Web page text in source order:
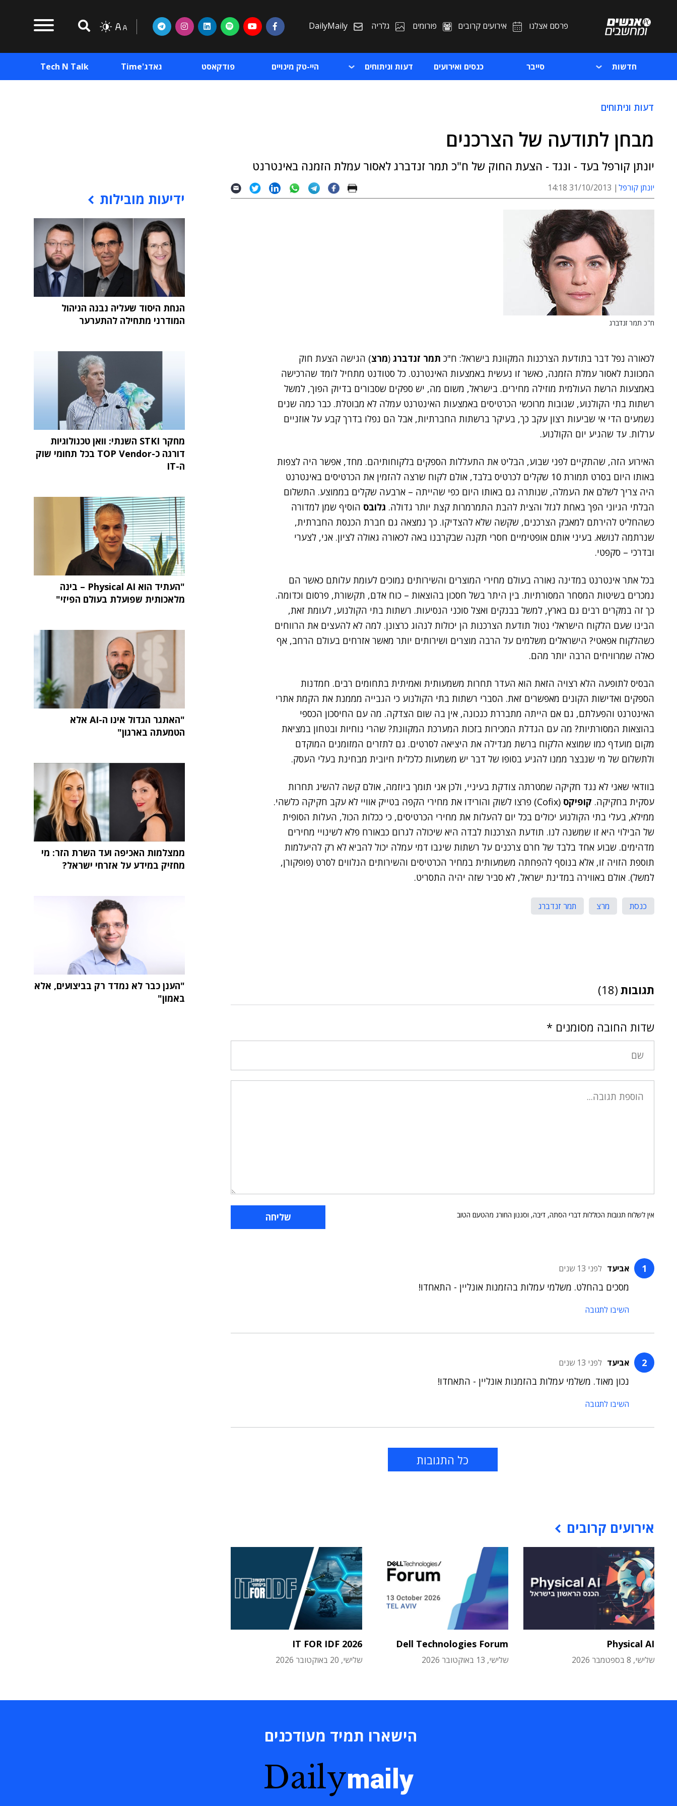
פרסם אצלנו אירועים קרובים פורומים גלריה DailyMaily
חדשות סייבר כנסים ואירועים דעות וניתוחים היי-טק מינויים פודקאסט גאדג'Time Tech N Talk
דעות וניתוחים
מבחן לתודעה של הצרכנים
יונתן קורפל בעד - ונגד - הצעת החוק של ח"כ תמר זנדברג לאסור עמלת הזמנה באינטרנט
יונתן קורפל 31/10/2013 14:18
ח"כ תמר זנדברג
לכאורה נפל דבר בתודעת הצרכנות המקוונת בישראל: ח"כ תמר זנדברג (מרצ) הגישה הצעת חוק
המכוונת לאסור עמלת הזמנה, כאשר זו נעשית באמצעות האינטרנט. כל סטודנט מתחיל לומד שהרכישה
באמצעות הרשת העולמית מוזילה מחירים. בישראל, משום מה, יש ספקים שסבורים בדיוק הפוך, למשל
רשתות בתי הקולנוע, שגובות מרוכשי הכרטיסים באמצעות האינטרנט עמלה לא מבוטלת. כבר כמה שנים
נשמעים הדי אי שביעות רצון עקב כך, בעיקר ברשתות החברתיות, אבל הם נפלו בדרך קבע על אוזניים
ערלות. עד שהגיע יום הקולנוע.
האירוע הזה, שהתקיים לפני שבוע, הבליט את התעללות הספקים בלקוחותיהם. מחד, אפשר היה לצפות
באותו היום בסרט תמורת 10 שקלים לכרטיס בלבד, אולם לקוח שרצה להזמין את הכרטיסים באינטרנט
היה צריך לשלם את העמלה, שנותרה גם באותו היום כפי שהייתה – ארבעה שקלים בממוצע. התשלום
הבלתי הגיוני הפך באחת לגזל והצית להבת התמרמרות קצת יותר גדולה. גלובס הוסיף שמן למדורה
כשהחליט להירתם למאבק הצרכנים, שקשה שלא להצדיקו. כך נמצאה גם חברת הכנסת החברתית,
שנרתמה לנושא. בעיני אותם אופטימיים חסרי תקנה שבקרבנו באה לכאורה גאולה לציון. אני, לצערי
ובדרכי – סקפטי.
בכל אתר אינטרנט במדינה נאורה בעולם מחירי המוצרים והשירותים נמוכים לעומת עלותם כאשר הם
נמכרים בשיטות המסחר המסורתיות. בין היתר בשל חסכון בהוצאות – כוח אדם, תקשורת, פרסום וכדומה.
כך זה במקרים רבים גם בארץ, למשל בבנקים ואצל סוכני הנסיעות. רשתות בתי הקולנוע, לעומת זאת,
הבינו שעם הלקוח הישראלי נטול תודעת הצרכנות הן יכולות לנהוג כרצונן. למה לא להעצים את הרווחים
כשהלקוח אפאטי? הישראלים משלמים על הרבה מוצרים ושירותים יותר מאשר אזרחים בעולם הרחב, אף
כאלה שמרוויחים הרבה יותר מהם.
הבסיס לתופעה הלא רצויה הזאת הוא העדר תחרות משמעותית ואמיתית בתחומים רבים. חמדנות
הספקים ואדישות הקונים מאפשרים זאת. הסברי רשתות בתי הקולנוע כי הגבייה מממנת את הקמת אתרי
האינטרנט והפעלתם, גם אם הייתה מתבררת כנכונה, אין בה שום הצדקה. מה עם החיסכון הכספי
בהוצאות המסורתיות? מה עם הגדלת המכירות בזכות המערכת המקוונת? שהרי נוחיות ובטחון במציאת
מקום מועדף כמו שמוצא הלקוח ברשת מגדילה את היציאה לסרטים. גם לתזרים המזומנים המוקדם
ולתשלום של מי שנבצר ממנו להגיע בסופו של דבר יש משמעות כלכלית חיובית מבחינת בעלי העסק.
בוודאי שאני לא נגד חקיקה שמטרתה צודקת בעיניי, ולכן אני תומך ביוזמה, אולם קשה להשיג תחרות
עסקית בחקיקה. קופיקס
(Cofix) פרצו לשוק והורידו את מחירי הקפה בטייק אוויי לא עקב חקיקה כלשהי.
ממילא, בעלי בתי הקולנוע יכולים בכל יום להעלות את מחירי הכרטיסים, כי ככלות הכול, העלות הסופית
של הבילוי היא זו שמשנה לנו. תודעת הצרכנות לבדה היא שיכולה לגרום כבאורח פלא לשינויי מחירים
מדהימים. שבוע אחד בלבד של חרם צרכנים על רשתות שיגבו דמי עמלה יכול להביא לא רק להיעלמות
תוספת הזויה זו, אלא בנוסף להפחתה משמעותית במחיר הכרטיסים והשירותים הנלווים לסרט (פופקורן,
למשל). אולם באווירה במדינת ישראל, לא סביר שזה יהיה התסריט.
כנסת מרצ תמר זנדברג
תגובות (18)
שדות החובה מסומנים *
אין לשלוח תגובות הכוללות דברי הסתה, דיבה, וסגנון החורג מהטעם הטוב
אביעד לפני 13 שנים
מסכים בהחלט. משלמי עמלות בהזמנות אונליין - התאחדו!
השיבו לתגובה
אביעד לפני 13 שנים
נכון מאוד. משלמי עמלות בהזמנות אונליין - התאחדו!
השיבו לתגובה
כל התגובות
אירועים קרובים
Physical AI
שלישי, 8 בספטמבר 2026
Dell Technologies Forum
שלישי, 13 באוקטובר 2026
IT FOR IDF 2026
שלישי, 20 באוקטובר 2026
ידיעות מובילות
הנחת היסוד שעליה נבנה הניהול
המודרני מתחילה להתערער
מחקר STKI השנתי: וואן טכנולוגיות
דורגה כ-TOP Vendor בכל תחומי שוק
ה-IT
"העתיד הוא Physical AI – בינה
מלאכותית שפועלת בעולם הפיזי"
"האתגר הגדול אינו ה-AI אלא
הטמעתה בארגון"
ממצלמות האכיפה ועד השרת הזר: מי
מחזיק במידע על אזרחי ישראל?
"הענן כבר לא נמדד רק בביצועים, אלא
באמון"
הישארו תמיד מעודכנים
Dailymaily